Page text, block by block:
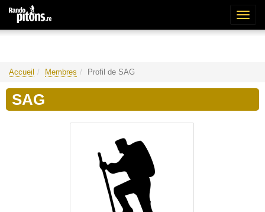
Accueil Membres Profil de SAG
SAG